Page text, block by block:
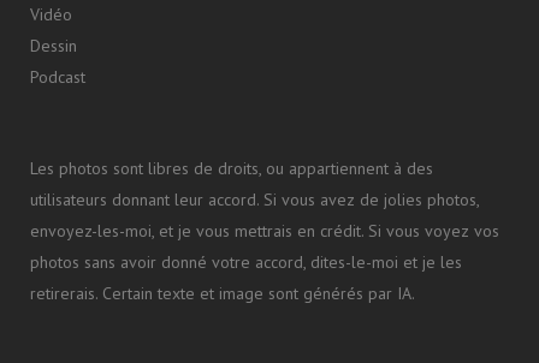
Vidéo
Dessin
Podcast
Les photos sont libres de droits, ou appartiennent à des
utilisateurs donnant leur accord. Si vous avez de jolies photos,
envoyez-les-moi, et je vous mettrais en crédit. Si vous voyez vos
photos sans avoir donné votre accord, dites-le-moi et je les
retirerais. Certain texte et image sont générés par IA.